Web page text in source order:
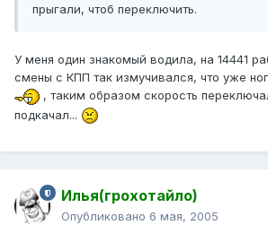
прыгали, чтоб переключить.
У меня один знакомый водила, на 14441
смены с КПП так измучивался, что уже
, таким образом скорость
подкачал...
Илья(грохотайло)
Опубликовано 6 мая, 2005